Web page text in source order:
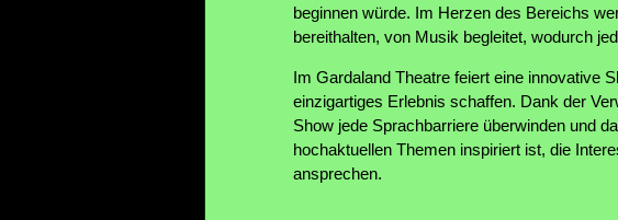
beginnen würde. Im Herzen des Bereichs
bereithalten, von Musik begleitet, wodurch
Im Gardaland Theatre feiert eine innovative
einzigartiges Erlebnis schaffen. Dank der
Show jede Sprachbarriere überwinden und
hochaktuellen Themen inspiriert ist, die
ansprechen.